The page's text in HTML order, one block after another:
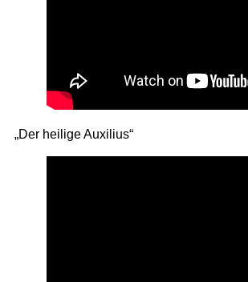
„Der heilige Auxilius“